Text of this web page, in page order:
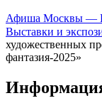
Афиша Москвы —
Выставки и
художественных
фантазия-2025»